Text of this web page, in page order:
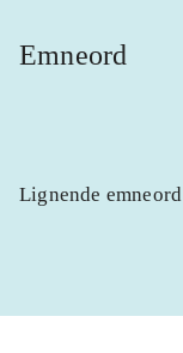
Emneord
Lignende emneord